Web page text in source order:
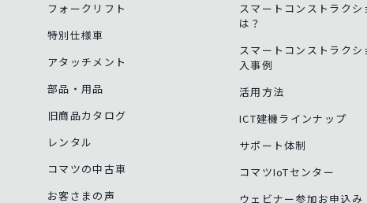
フォークリフト
特別仕様車
アタッチメント
部品・用品
旧商品カタログ
レンタル
コマツの中古車
お客さまの声
スマートコンストラクシ
は？
スマートコンストラクシ
入事例
活用方法
ICT建機ラインナップ
サポート体制
コマツIoTセンター
ウェビナー参加お申込み